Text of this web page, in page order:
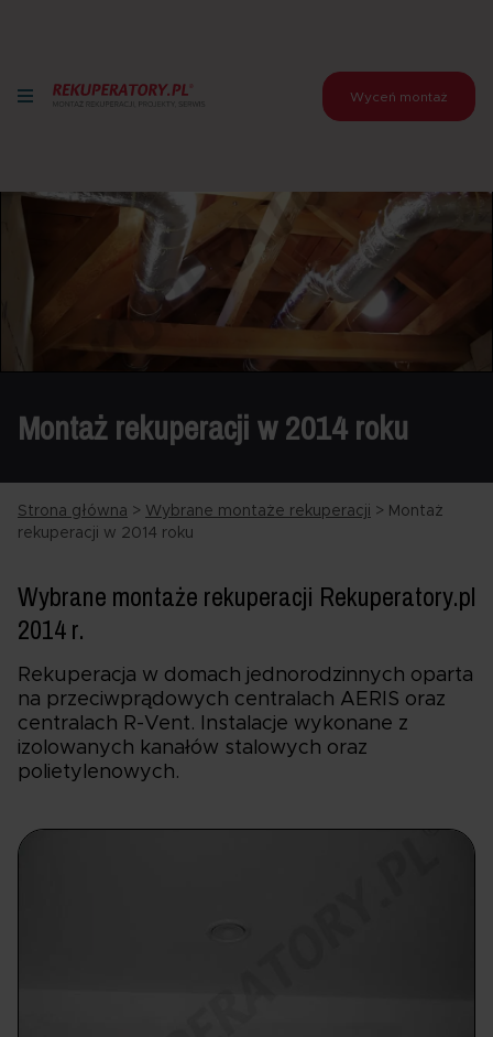
Wyceń montaż
Montaż rekuperacji w 2014 roku
Strona główna > Wybrane montaże rekuperacji > Montaż
rekuperacji w 2014 roku
Wybrane montaże rekuperacji Rekuperatory.pl
2014 r.
Rekuperacja w domach jednorodzinnych oparta
na przeciwprądowych centralach AERIS oraz
centralach R-Vent. Instalacje wykonane z
izolowanych kanałów stalowych oraz
polietylenowych.